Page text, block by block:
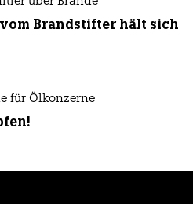
Brandstifter hält sich
für Ölkonzerne